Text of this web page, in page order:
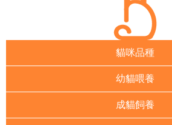
貓咪品種
幼貓喂養
成貓飼養